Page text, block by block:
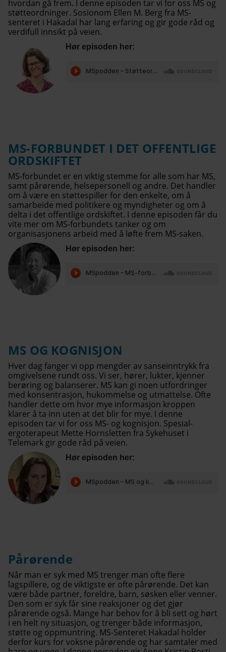
hvordan gå frem. I denne episoden tar vi for oss MS og
støtteordninger. Sosionom Ellen M. Berg fra MS-
senteret i Hakadal har lang erfaring og gir gode råd og
verdifull innsikt på veien.
Hør episoden her:
MS-FORBUNDET I DET OFFENTLIGE
ORDSKIFTET
MS-forbundet er en viktig stemme for alle som har MS,
samt pårørende, helsepersonell og andre. Det handler
om å være en støttespiller for den enkelte, om å
samarbeide med politikere og myndigheter og om å
delta i det offentlige ordskiftet. I denne episoden får du
vite mer om MS-forbundets tanker og om
organisasjonens arbeid med å løfte frem MS-saken.
Hør episoden her:
MS OG KOGNISJON
Hver dag fanger vi opp mengder av sanseinntrykk fra
omgivelsene rundt oss. Vi ser, hører, lukter, kjenner
berøring og balanserer. MS kan gi noen utfordringer
med konsentrasjon, hukommelse og utmattelse. Ofte
handler dette om hvor mye informasjon kroppen
klarer å ta inn uten at det blir for mye. I denne
episoden tar vi for oss MS- og kognisjon. Spesial-
ergoterapeut Mette Hornsletten fra Sykehuset i
Telemark gir gode råd på veien.
Hør episoden her:
Pårørende
Når man er syk med MS trenger man ofte flere
lagspillere, og de viktigste er ofte pårørende. Det kan
være både partner, foreldre, barn, søsken eller venner.
Den som er syk får sine reaksjoner og det gjør
pårørende også. Mange har behov for å bli sett og hørt
i en helt ny situasjon, og trenger både informasjon,
støtte og oppmuntring. MS-Senteret Hakadal holder
derfor kurs for voksne pårørende og har samtaler med